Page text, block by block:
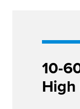
10-